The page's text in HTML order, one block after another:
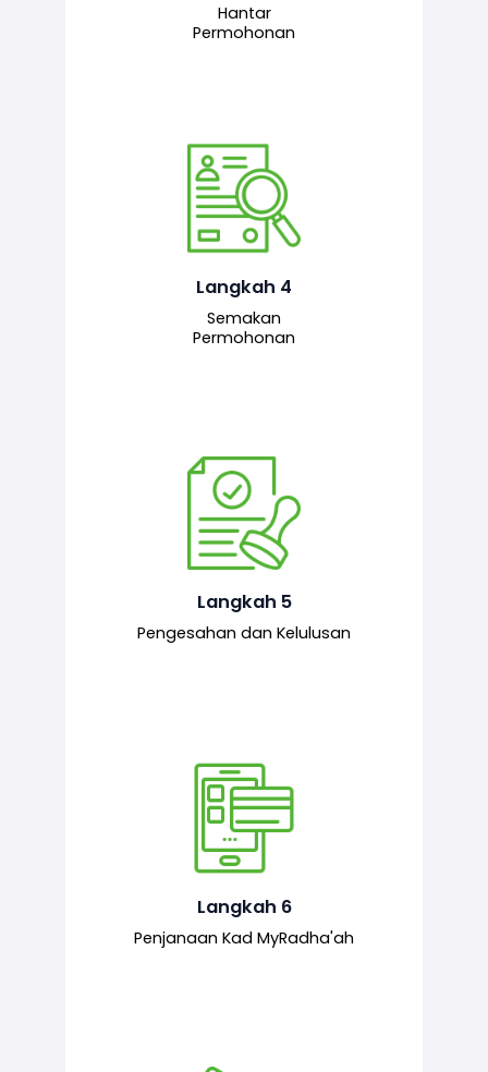
Hantar
Permohonan
Langkah 4
Semakan
Permohonan
Pegawai penyemak menyemak
maklumat yang dikemukakan. Jika
semua maklumat adalah lengkap dan
kepada pegawai pelulus untuk
tindakan seterusnya.
Langkah 5
Pengesahan dan Kelulusan
Pegawai pelulus menilai permohonan
dan memberi pengesahan serta
kelulusan akhir sekiranya semuanya
mematuhi syarat ditetapkan.
Langkah 6
Penjanaan Kad MyRadha'ah
Setelah permohonan diluluskan, kad
MyRadha’ah akan dijana.